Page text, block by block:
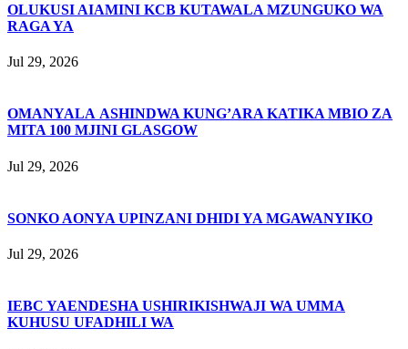
OLUKUSI AIAMINI KCB KUTAWALA MZUNGUKO WA
RAGA YA
Jul 29, 2026
OMANYALA ASHINDWA KUNG’ARA KATIKA MBIO ZA
MITA 100 MJINI GLASGOW
Jul 29, 2026
SONKO AONYA UPINZANI DHIDI YA MGAWANYIKO
Jul 29, 2026
IEBC YAENDESHA USHIRIKISHWAJI WA UMMA
KUHUSU UFADHILI WA